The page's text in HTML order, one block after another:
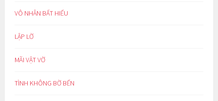
VÔ NHÂN BẤT HIẾU
LẬP LỜ
MÃI VẬT VỜ
TÌNH KHÔNG BỜ BẾN